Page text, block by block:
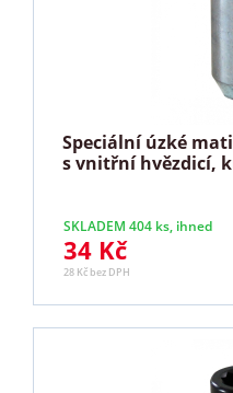
Speciální úzké
s vnitřní hvězdicí,
SKLADEM 404 ks, ihned
34 Kč
28 Kč bez DPH